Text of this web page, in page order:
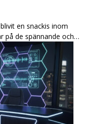
en snackis inom
på de spännande och…